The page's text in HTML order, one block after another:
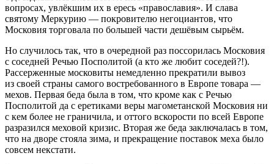
вопросах, увлёкшим их в ересь «православия». И слава
святому Меркурию — покровителю негоциантов, что
Московия торговала по большей части дешёвым сырьём.
Но случилось так, что в очередной раз поссорилась Московия
с соседней Речью Посполитой (а кто же любит соседей?!).
Рассерженные московиты немедленно прекратили вывоз
из своей страны самого востребованного в Европе товара —
мехов. Первая беда была в том, что кроме как с Речью
Посполитой да с еретиками веры магометанской Московия ни
с кем более не граничила, и оттого вскорости по всей Европе
разразился меховой кризис. Вторая же беда заключалась в том,
что на дворе стояла зима, и прекращение поставок меха было
совсем некстати.